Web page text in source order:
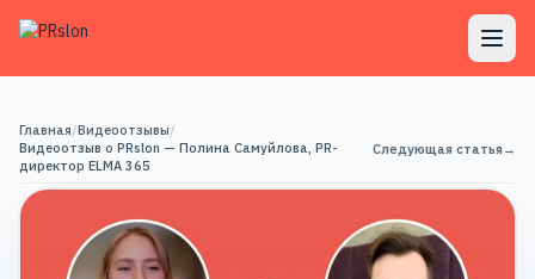
Главная/Видеоотзывы/
Видеоотзыв о PRslon — Полина Самуйлова, PR-
директор ELMA 365
Следующая статья→